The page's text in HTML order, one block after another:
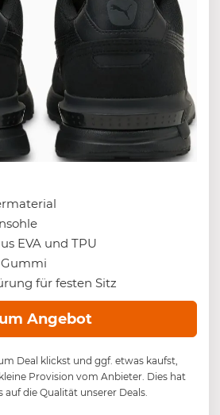
EVA und TPU
für festen Sitz
Angebot
Deal klickst und ggf. etwas kaufst,
Provision vom Anbieter. Dies hat
auf die Qualität unserer Deals.